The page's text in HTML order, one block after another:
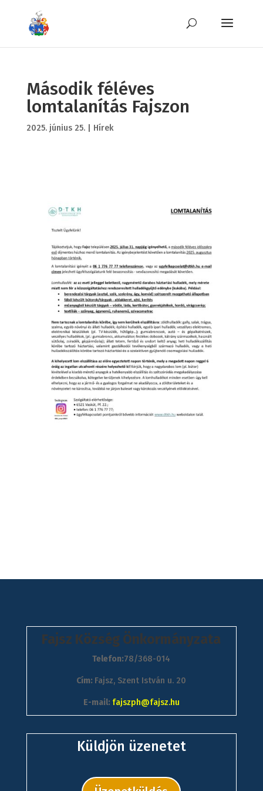
Második féléves
lomtalanítás Fajszon
2025. június 25.| Hírek
Fajsz Község Önkormányzata
Telefon:78/368-014
Cím: Fajsz, Szent István u. 20
E-mail: fajszph@fajsz.hu
Küldjön üzenetet